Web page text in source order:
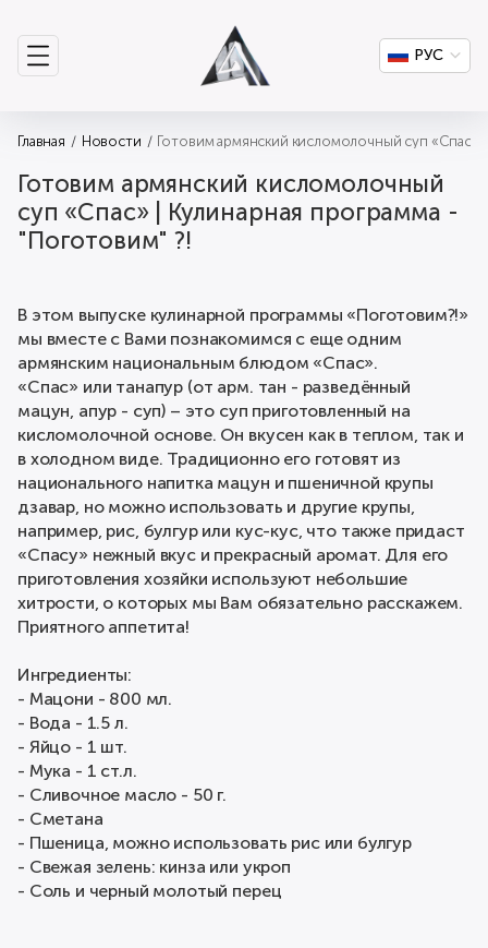
РУС
Главная Новости Готовим армянский кисломолочный суп «Спас»
Готовим армянский кисломолочный
суп «Спас» | Кулинарная программа -
"Поготовим" ?!
В этом выпуске кулинарной программы «Поготовим?!»
мы вместе с Вами познакомимся с еще одним
армянским национальным блюдом «Спас».
«Спас» или танапур (от арм. тан - разведённый
мацун, апур - суп) – это суп приготовленный на
кисломолочной основе. Он вкусен как в теплом, так и
в холодном виде. Традиционно его готовят из
национального напитка мацун и пшеничной крупы
дзавар, но можно использовать и другие крупы,
например, рис, булгур или кус-кус, что также придаст
«Спасу» нежный вкус и прекрасный аромат. Для его
приготовления хозяйки используют небольшие
хитрости, о которых мы Вам обязательно расскажем.
Приятного аппетита!
Ингредиенты:
- Мацони - 800 мл.
- Вода - 1.5 л.
- Яйцо - 1 шт.
- Мука - 1 ст.л.
- Сливочное масло - 50 г.
- Сметана
- Пшеница, можно использовать рис или булгур
- Свежая зелень: кинза или укроп
- Соль и черный молотый перец